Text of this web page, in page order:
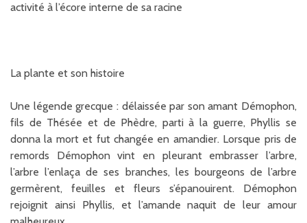
activité à l’écore interne de sa racine
La plante et son histoire
Une légende grecque : délaissée par son amant Démophon,
fils de Thésée et de Phèdre, parti à la guerre, Phyllis se
donna la mort et fut changée en amandier. Lorsque pris de
remords Démophon vint en pleurant embrasser l’arbre,
l’arbre l’enlaça de ses branches, les bourgeons de l’arbre
germèrent, feuilles et fleurs s’épanouirent. Démophon
rejoignit ainsi Phyllis, et l’amande naquit de leur amour